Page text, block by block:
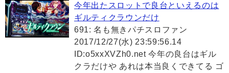
今年出たスロットで良台といえるのは
ギルティクラウンだけ
691: 名も無きパチスロファン
2017/12/27(水) 23:59:56.14
ID:o5xxXVZh0.net 今年の良台はギル
クラだけや あれは本当良くできてる ゴ